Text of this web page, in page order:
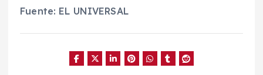
Fuente: EL UNIVERSAL